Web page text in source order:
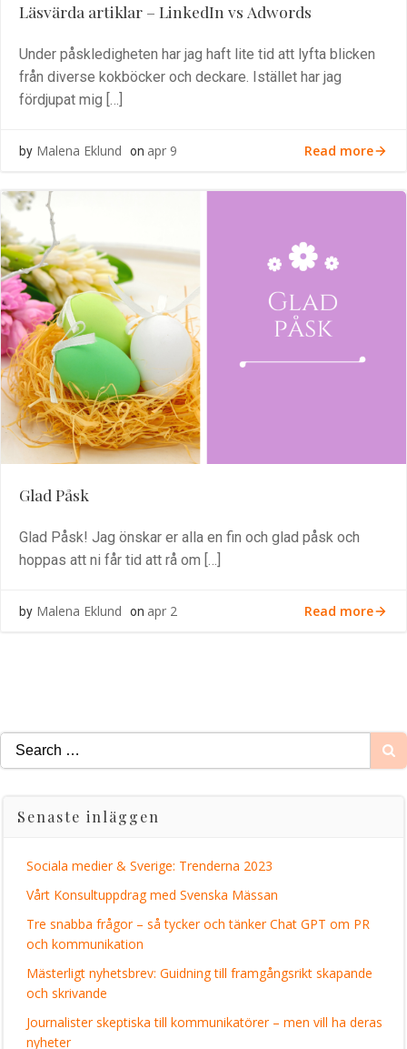
Läsvärda artiklar – LinkedIn vs Adwords
Under påskledigheten har jag haft lite tid att lyfta blicken
från diverse kokböcker och deckare. Istället har jag
fördjupat mig […]
by Malena Eklund on apr 9 Read more
Glad Påsk
Glad Påsk! Jag önskar er alla en fin och glad påsk och
hoppas att ni får tid att rå om […]
by Malena Eklund on apr 2 Read more
Search
for:
Senaste inläggen
Sociala medier & Sverige: Trenderna 2023
Vårt Konsultuppdrag med Svenska Mässan
Tre snabba frågor – så tycker och tänker Chat GPT om PR
och kommunikation
Mästerligt nyhetsbrev: Guidning till framgångsrikt skapande
och skrivande
Journalister skeptiska till kommunikatörer – men vill ha deras
nyheter